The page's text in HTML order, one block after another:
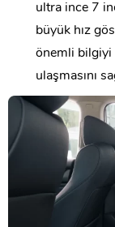
ultra ince 7
büyük hız
önemli bilgiyi
ulaşmasını